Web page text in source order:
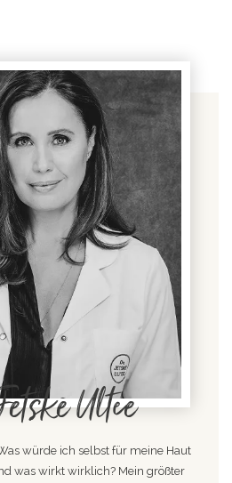
Ultee
würde ich selbst für meine Haut
was wirkt wirklich? Mein größter